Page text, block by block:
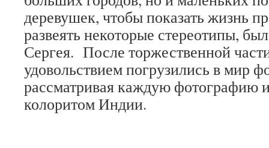
деревушек, чтобы показать жизнь
развеять некоторые стереотипы,
Сергея. После торжественной
удовольствием погрузились в мир
рассматривая каждую фотографию
колоритом Индии.